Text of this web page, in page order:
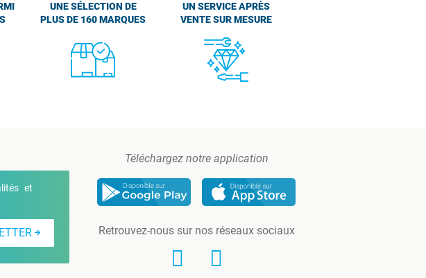
UNE SÉLECTION DE
PLUS DE 160 MARQUES
UN SERVICE APRÈS
VENTE SUR MESURE
et
Téléchargez notre application
Retrouvez-nous sur nos réseaux sociaux